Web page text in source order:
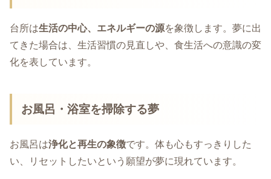
台所は生活の中心、エネルギーの源を象徴します。夢に出
てきた場合は、生活習慣の見直しや、食生活への意識の変
化を表しています。
お風呂・浴室を掃除する夢
お風呂は浄化と再生の象徴です。体も心もすっきりした
い、リセットしたいという願望が夢に現れています。